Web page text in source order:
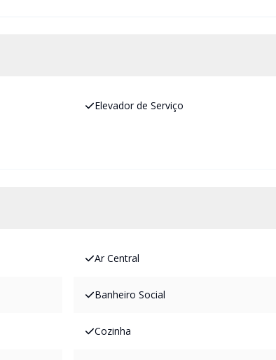
Elevador de Serviço
Ar Central
Banheiro Social
Cozinha